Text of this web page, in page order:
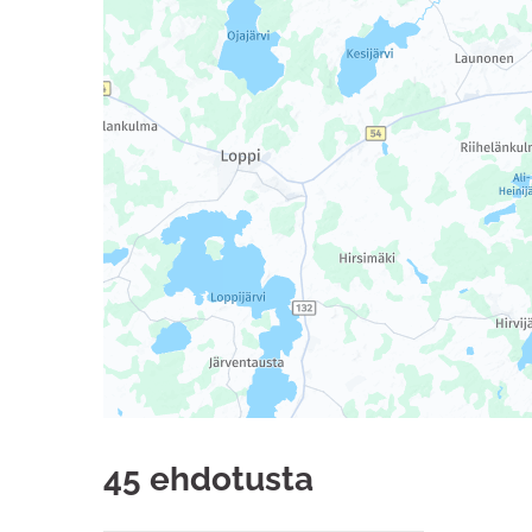
45 ehdotusta